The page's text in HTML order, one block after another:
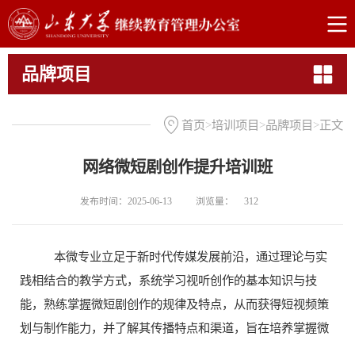
品牌项目
首页>培训项目 >品牌项目 >正文
网络微短剧创作提升培训班
发布时间：2025-06-13 浏览量： 312
本微专业立足于新时代传媒发展前沿，‌通过理论与实
践相结合的教学方式，‌系统学习视听创作的基本知识与技
能，‌熟练掌握微短剧创作的规律及特点，‌从而获得短视频策
划与制作能力，并了解其传播特点和渠道，‌旨在培养掌握微